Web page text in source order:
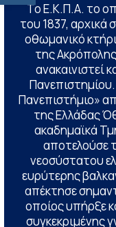
Το Ε.Κ.Π.Α. το
του 1837, αρχικά
οθωμανικό
της
ανακαινιστεί
Πανεπιστήμιο»
της Ελλάδας
ακαδημαϊκά
αποτελούσε
νεοσύστατου
ευρύτερης
απέκτησε
οποίος υπήρξε
συγκεκριμένης